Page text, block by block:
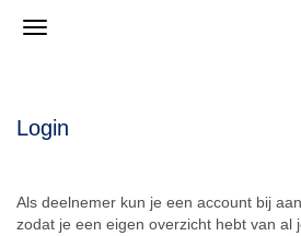
Login
Als deelnemer kun je een account bij
zodat je een eigen overzicht hebt van al